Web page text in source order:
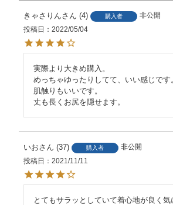
きゃさりん 4 購入者
非公開
投稿日
2022/05/04
実際より大きめ購入。
めっちゃゆったりしてて、いい感じです
肌触りもいいです。
丈も長くお尻を隠せます。
いお 37 購入者
非公開
投稿日
2021/11/11
とてもサラッとしていて着心地が良く